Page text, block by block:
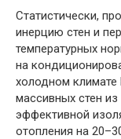
Статистически,
инерцию стен и
температурных
на
холодном
массивных стен
эффективной
отопления на